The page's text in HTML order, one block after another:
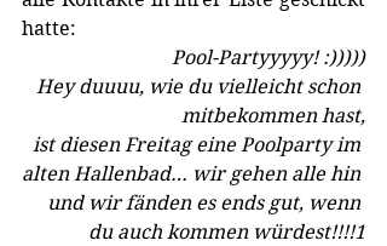
hatte:
Pool-Partyyyyy! :)))))
Hey duuuu, wie du vielleicht schon
mitbekommen hast,
ist diesen Freitag eine Poolparty im
alten Hallenbad… wir gehen alle hin
und wir fänden es ends gut, wenn
du auch kommen würdest!!!!1